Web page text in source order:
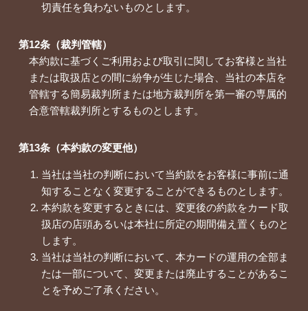
切責任を負わないものとします。
第12条（裁判管轄）
本約款に基づくご利用および取引に関してお客様と当社
または取扱店との間に紛争が生じた場合、当社の本店を
管轄する簡易裁判所または地方裁判所を第一審の専属的
合意管轄裁判所とするものとします。
第13条（本約款の変更他）
当社は当社の判断において当約款をお客様に事前に通
知することなく変更することができるものとします。
本約款を変更するときには、変更後の約款をカード取
扱店の店頭あるいは本社に所定の期間備え置くものと
します。
当社は当社の判断において、本カードの運用の全部ま
たは一部について、変更または廃止することがあるこ
とを予めご了承ください。